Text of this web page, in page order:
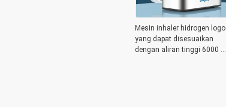
Mesin inhaler hidrogen logo
yang dapat disesuaikan
dengan aliran tinggi 6000 ml